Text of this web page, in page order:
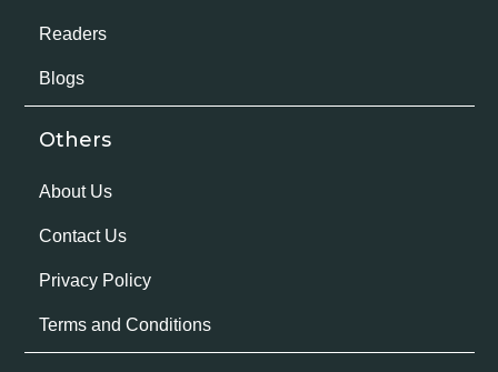
Readers
Blogs
Others
About Us
Contact Us
Privacy Policy
Terms and Conditions